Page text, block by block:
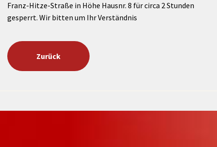
Franz-Hitze-Straße in Höhe Hausnr. 8 für circa 2 Stunden
gesperrt. Wir bitten um Ihr Verständnis
Zurück